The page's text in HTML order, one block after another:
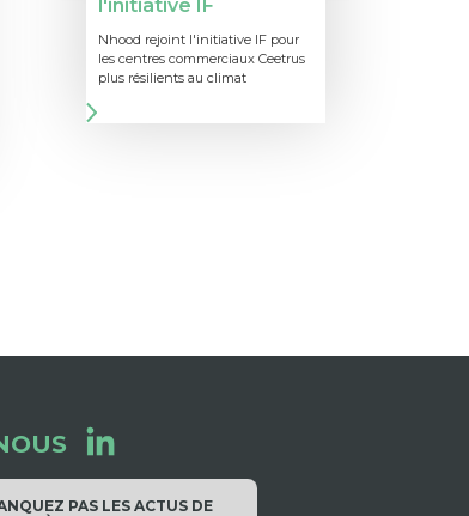
l'initiative IF
Nhood rejoint l'initiative IF pour
les centres commerciaux Ceetrus
plus résilients au climat
PAS LES ACTUS DE